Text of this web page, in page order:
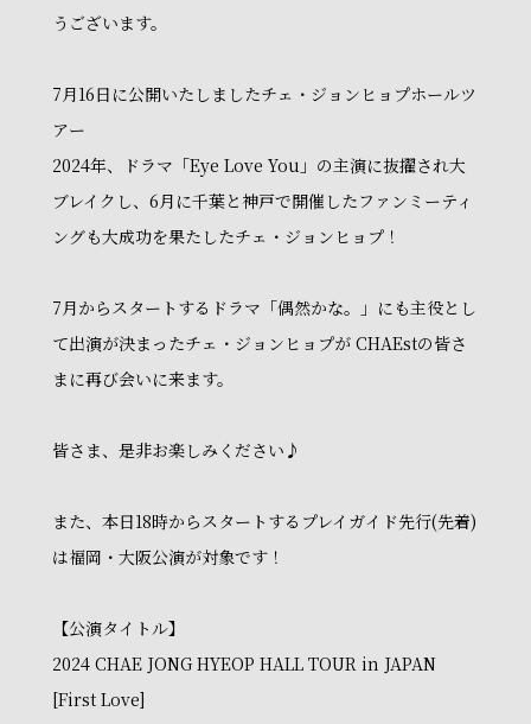
うございます。
7月16日に公開いたしましたチェ・ジョンヒョプホールツ
アー
2024年、ドラマ「Eye Love You」の主演に抜擢され大
ブレイクし、6月に千葉と神戸で開催したファンミーティ
ングも大成功を果たしたチェ・ジョンヒョプ！
7月からスタートするドラマ「偶然かな。」にも主役とし
て出演が決まったチェ・ジョンヒョプが CHAEstの皆さ
まに再び会いに来ます。
皆さま、是非お楽しみください♪
また、本日18時からスタートするプレイガイド先行(先着)
は福岡・大阪公演が対象です！
【公演タイトル】
2024 CHAE JONG HYEOP HALL TOUR in JAPAN
[First Love]